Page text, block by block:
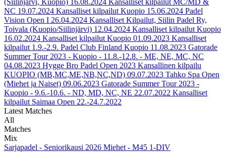
NC 19.07.2024 Kansalliset kilpailut Kuopio 15.06.2024 Padel
Vision Open I 26.04.2024 Kansalliset Kilpailut, Siilin Padel Ry,
Toivala (Kuopio/Siilinjärvi) 12.04.2024 Kansalliset kilpailut Kuopio
16.02.2024 Kansalliset kilpailut Kuopio 01.09.2023 Kansalliset
kilpailut 1.9.-2.9. Padel Club Finland Kuopio 11.08.2023 Gatorade
Summer Tour 2023 - Kuopio - 11.8.-12.8. - ME, NE, MC, NC
04.08.2023 Hygge Bro Padel Open 2023 Kansallinen kilpailu
KUOPIO (MB,MC,ME,NB,NC,ND) 09.07.2023 Tahko Spa Open
(Miehet ja Naiset) 09.06.2023 Gatorade Summer Tour 2023 -
Kuopio - 9.6.-10.6. - ND, MD, NC, NE 22.07.2022 Kansalliset
kilpailut Saimaa Open 22.-24.7.2022
Latest Matches
All
Matches
Mix
Sarjapadel - Seniorikausi 2026 Miehet - M45 1-DIV